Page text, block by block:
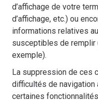
d’affichage de votre
d’affichage, etc.) ou
informations relatives
susceptibles de remplir
exemple).
La suppression de ces
difficultés de navigation
certaines